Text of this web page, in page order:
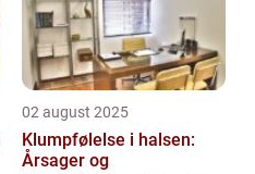
02 august 2025
Klumpfølelse i halsen:
Årsager og